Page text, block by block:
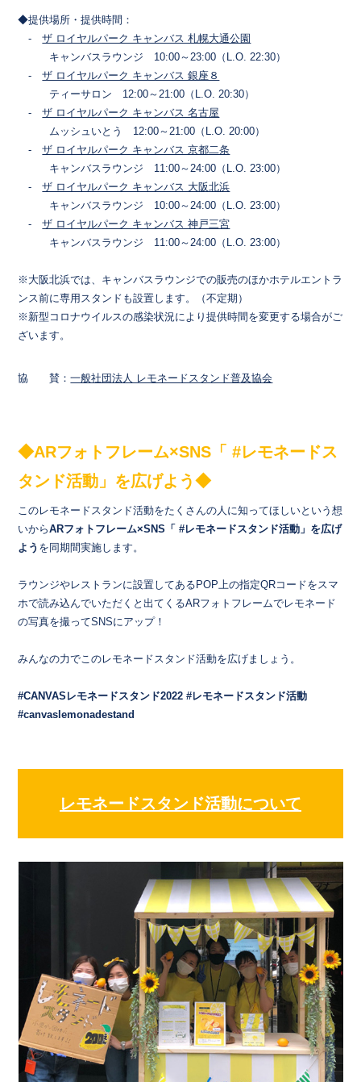
◆提供場所・提供時間：
-ザ ロイヤルパーク キャンバス 札幌大通公園
キャンバスラウンジ 10:00～23:00（L.O. 22:30）
-ザ ロイヤルパーク キャンバス 銀座８
ティーサロン 12:00～21:00（L.O. 20:30）
-ザ ロイヤルパーク キャンバス 名古屋
ムッシュいとう 12:00～21:00（L.O. 20:00）
-ザ ロイヤルパーク キャンバス 京都二条
キャンバスラウンジ 11:00～24:00（L.O. 23:00）
-ザ ロイヤルパーク キャンバス 大阪北浜
キャンバスラウンジ 10:00～24:00（L.O. 23:00）
-ザ ロイヤルパーク キャンバス 神戸三宮
キャンバスラウンジ 11:00～24:00（L.O. 23:00）
※大阪北浜では、キャンバスラウンジでの販売のほかホテルエントラ
ンス前に専用スタンドも設置します。（不定期）
※新型コロナウイルスの感染状況により提供時間を変更する場合がご
ざいます。
協 賛：一般社団法人 レモネードスタンド普及協会
◆ARフォトフレーム×SNS「 #レモネードス
タンド活動」を広げよう◆
このレモネードスタンド活動をたくさんの人に知ってほしいという想
いからARフォトフレーム×SNS「 #レモネードスタンド活動」を広げ
よう を同期間実施します。
ラウンジやレストランに設置してあるPOP上の指定QRコードをスマ
ホで読み込んでいただくと出てくるARフォトフレームでレモネード
の写真を撮ってSNSにアップ！
みんなの力でこのレモネードスタンド活動を広げましょう。
#CANVASレモネードスタンド2022 #レモネードスタンド活動
#canvaslemonadestand
レモネードスタンド活動について